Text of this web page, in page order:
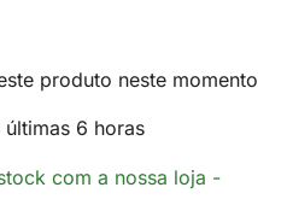
produto neste momento
6 horas
com a nossa loja -